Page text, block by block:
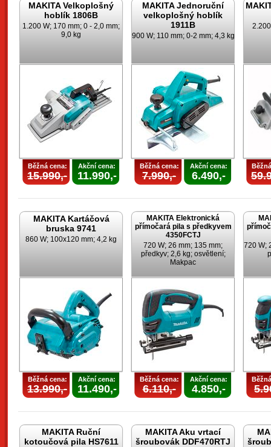
MAKITA Velkoplošný
hoblík 1806B
1.200 W; 170 mm; 0 - 2,0 mm;
9,0 kg
Běžná cena:
15.990,-
Akční cena:
11.990,-
MAKITA Jednoruční
velkoplošný hoblík
1911B
900 W; 110 mm; 0-2 mm; 4,3 kg
Běžná cena:
7.990,-
Akční cena:
6.490,-
MAKITA Kartáčová
bruska 9741
860 W; 100x120 mm; 4,2 kg
Běžná cena:
13.990,-
Akční cena:
11.490,-
MAKITA Elektronická
přímočará pila s předkyvem
4350FCTJ
720 W; 26 mm; 135 mm;
předkyv; 2,6 kg; osvětlení;
Makpac
Běžná cena:
6.110,-
Akční cena:
4.850,-
720 W;
MAKITA Ruční
kotoučová pila HS7611
MAKITA Aku vrtací
šroubovák DDF470RTJ